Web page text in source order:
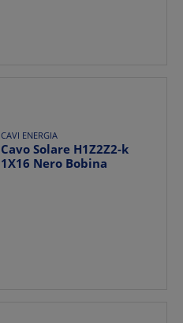
CAVI ENERGIA
Cavo Solare H1Z2Z2-k
1X16 Nero Bobina